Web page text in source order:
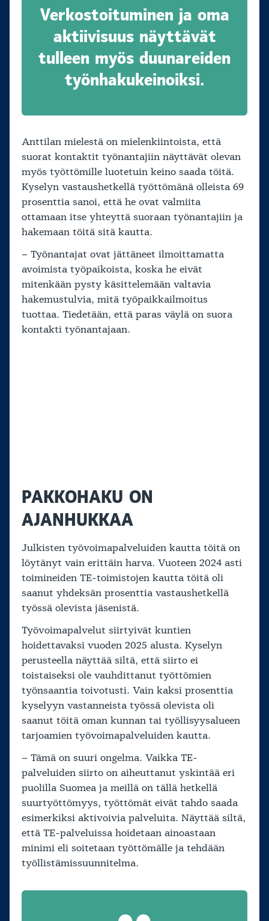
Verkostoituminen ja oma
aktiivisuus näyttävät
tulleen myös duunareiden
työnhakukeinoiksi.
Anttilan mielestä on mielenkiintoista, että
suorat kontaktit työnantajiin näyttävät olevan
myös työttömille luotetuin keino saada töitä.
Kyselyn vastaushetkellä työttömänä olleista 69
prosenttia sanoi, että he ovat valmiita
ottamaan itse yhteyttä suoraan työnantajiin ja
hakemaan töitä sitä kautta.
– Työnantajat ovat jättäneet ilmoittamatta
avoimista työpaikoista, koska he eivät
mitenkään pysty käsittelemään valtavia
hakemustulvia, mitä työpaikkailmoitus
tuottaa. Tiedetään, että paras väylä on suora
kontakti työnantajaan.
PAKKOHAKU ON
AJANHUKKAA
Julkisten työvoimapalveluiden kautta töitä on
löytänyt vain erittäin harva. Vuoteen 2024 asti
toimineiden TE-toimistojen kautta töitä oli
saanut yhdeksän prosenttia vastaushetkellä
työssä olevista jäsenistä.
Työvoimapalvelut siirtyivät kuntien
hoidettavaksi vuoden 2025 alusta. Kyselyn
perusteella näyttää siltä, että siirto ei
toistaiseksi ole vauhdittanut työttömien
työnsaantia toivotusti. Vain kaksi prosenttia
kyselyyn vastanneista työssä olevista oli
saanut töitä oman kunnan tai työllisyysalueen
tarjoamien työvoimapalveluiden kautta.
– Tämä on suuri ongelma. Vaikka TE-
palveluiden siirto on aiheuttanut yskintää eri
puolilla Suomea ja meillä on tällä hetkellä
suurtyöttömyys, työttömät eivät tahdo saada
esimerkiksi aktivoivia palveluita. Näyttää siltä,
että TE-palveluissa hoidetaan ainoastaan
minimi eli soitetaan työttömälle ja tehdään
työllistämissuunnitelma.